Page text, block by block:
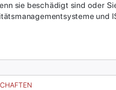
sie beschädigt sind oder